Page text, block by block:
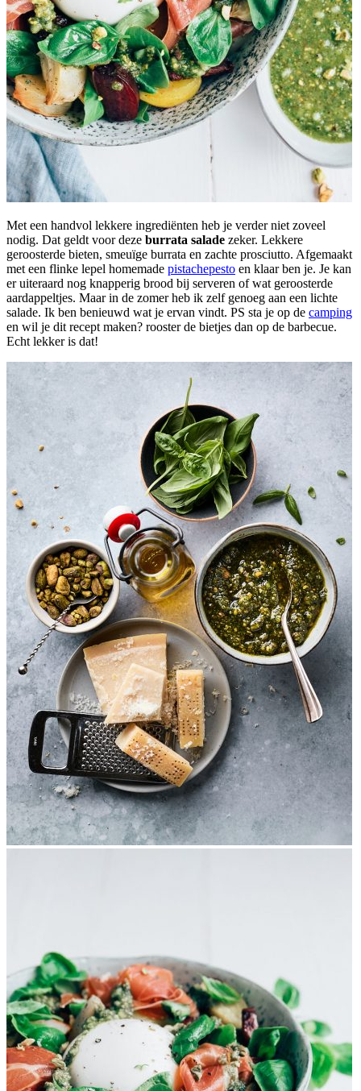
Met een handvol lekkere ingrediënten heb je verder niet zoveel
nodig. Dat geldt voor deze burrata salade zeker. Lekkere
geroosterde bieten, smeuïge burrata en zachte prosciutto. Afgemaakt
met een flinke lepel homemade pistachepesto en klaar ben je. Je kan
er uiteraard nog knapperig brood bij serveren of wat geroosterde
aardappeltjes. Maar in de zomer heb ik zelf genoeg aan een lichte
salade. Ik ben benieuwd wat je ervan vindt. PS sta je op de camping
en wil je dit recept maken? rooster de bietjes dan op de barbecue.
Echt lekker is dat!